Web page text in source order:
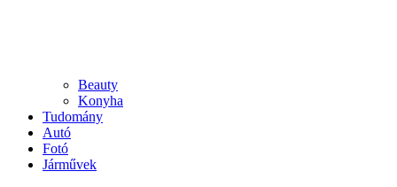
Beauty
Konyha
Tudomány
Autó
Fotó
Járművek